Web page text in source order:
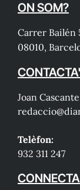
ON SOM?
Carrer Bailén
08010,
Joan
Telèfon:
932 311 247
CONNECTA